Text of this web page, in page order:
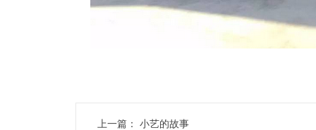
上一篇： 小艺的故事